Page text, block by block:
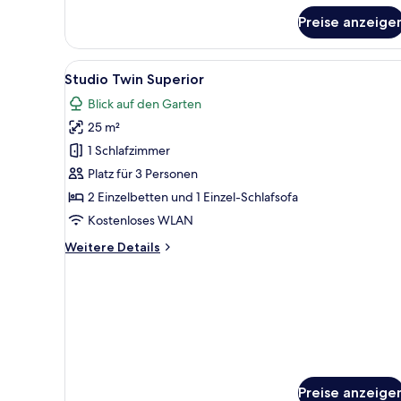
Street
View
Preise
Alle
Fotos
für
Studio
Twin
Superior
anzeigen
Eine moderne Küche mit
13
Studio Twin Superior
Blick auf den Garten
25 m²
1 Schlafzimmer
Platz für 3 Personen
2 Einzelbetten und 1 Einzel-Schlafsofa
Kostenloses WLAN
Weitere Details
Weitere
Preise